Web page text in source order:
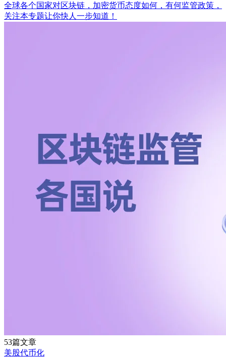
全球各个国家对区块链，加密货币态度如何，有何监管政策，
关注本专题让你快人一步知道！
53篇文章
美股代币化